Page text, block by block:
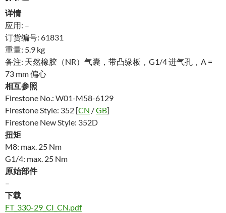
详情
应用: –
订货编号: 61831
重量: 5.9 kg
备注: 天然橡胶（NR）气囊，带凸缘板，G1/4 进气孔，A =
73 mm 偏心
相互参照
Firestone No.: W01-M58-6129
Firestone Style: 352 [CN /GB]
Firestone New Style: 352D
扭矩
M8: max. 25 Nm
G1/4: max. 25 Nm
原始部件
–
下载
FT_330-29_CI_CN.pdf